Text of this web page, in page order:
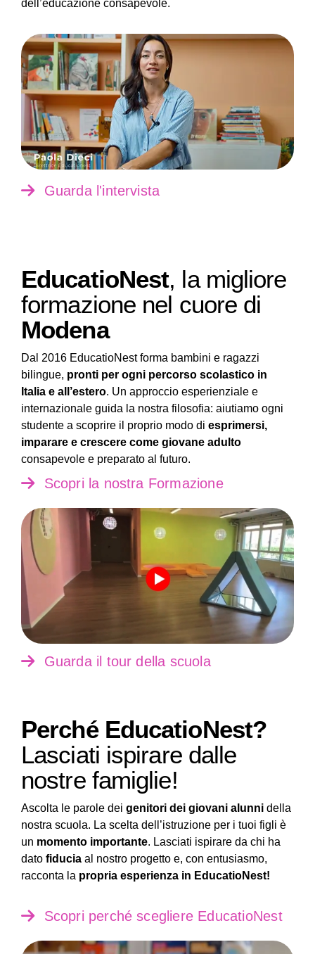
dell’educazione consapevole.
Guarda l'intervista
EducatioNest, la migliore
formazione nel cuore di
Modena
Dal 2016 EducatioNest forma bambini e ragazzi
bilingue, pronti per ogni percorso scolastico in
Italia e all’estero. Un approccio esperienziale e
internazionale guida la nostra filosofia: aiutiamo ogni
studente a scoprire il proprio modo di esprimersi,
imparare e crescere come giovane adulto
consapevole e preparato al futuro.
Scopri la nostra Formazione
Guarda il tour della scuola
Perché EducatioNest?
Lasciati ispirare dalle
nostre famiglie!
Ascolta le parole dei genitori dei giovani alunni della
nostra scuola. La scelta dell’istruzione per i tuoi figli è
un momento importante. Lasciati ispirare da chi ha
dato fiducia al nostro progetto e, con entusiasmo,
racconta la propria esperienza in EducatioNest!
Scopri perché scegliere EducatioNest